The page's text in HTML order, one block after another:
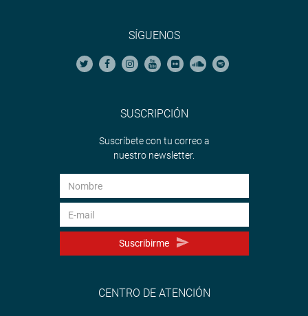
SÍGUENOS
SUSCRIPCIÓN
Suscríbete con tu correo a
nuestro newsletter.
Suscribirme
CENTRO DE ATENCIÓN